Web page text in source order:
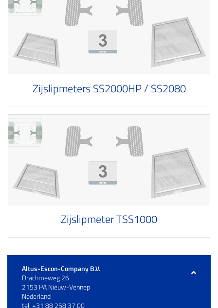
Zijslipmeters SS2000HP / SS2080
Zijslipmeter TSS1000
Altus-Escon-Company B.V.
Drachmeweg 26
2153 PA Nieuw-Vennep
Nederland
tel: +31 88 258 37 00